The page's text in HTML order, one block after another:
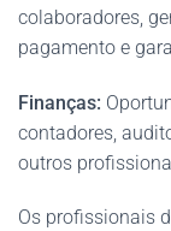
colaboradores,
pagamento e
Finanças:
contadores,
outros
Os profissionais